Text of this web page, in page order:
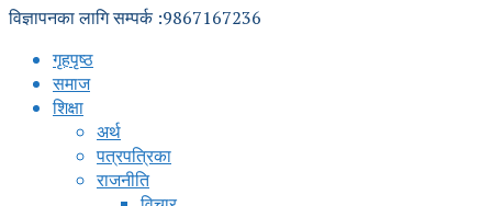
विज्ञापनका लागि सम्पर्क :9867167236
गृहपृष्ठ
समाज
शिक्षा
अर्थ
पत्रपत्रिका
राजनीति